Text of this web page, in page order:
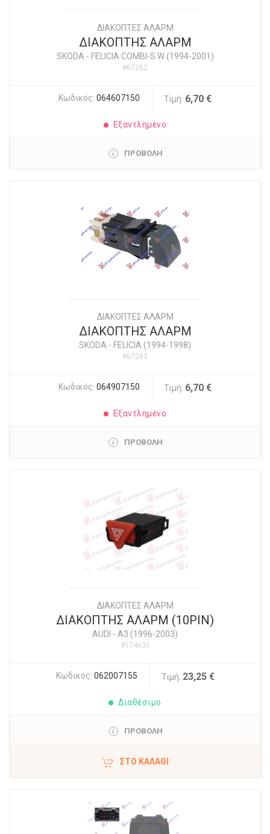
ΔΙΑΚΟΠΤΕΣ ΑΛΑΡΜ
ΔΙΑΚΟΠΤΗΣ ΑΛΑΡΜ
SKODA - FELICIA COMBI-S.W (1994-2001)
#67262
Κωδικός: 064607150 Τιμή: 6,70 €
Εξαντλημένο
ΠΡΟΒΟΛΗ
ΔΙΑΚΟΠΤΕΣ ΑΛΑΡΜ
ΔΙΑΚΟΠΤΗΣ ΑΛΑΡΜ
SKODA - FELICIA (1994-1998)
#67263
Κωδικός: 064907150 Τιμή: 6,70 €
Εξαντλημένο
ΠΡΟΒΟΛΗ
ΔΙΑΚΟΠΤΕΣ ΑΛΑΡΜ
ΔΙΑΚΟΠΤΗΣ ΑΛΑΡΜ (10PIN)
AUDI - A3 (1996-2003)
#174631
Κωδικός: 062007155 Τιμή: 23,25 €
Διαθέσιμο
ΠΡΟΒΟΛΗ
ΣΤΟ ΚΑΛΆΘΙ